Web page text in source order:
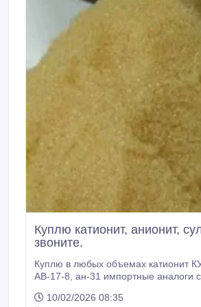
Куплю катионит, анионит,
звоните.
Куплю в любых объемах катионит КУ-2-8,
АВ-17-8, ан-31 импортные аналоги смол (Lewatit,
БАУ-а, ДАК, АГ-3, АГ-5, АР-в. И другие материалы
10/02/2026 08:35